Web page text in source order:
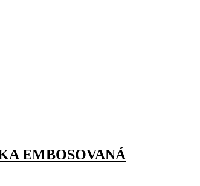
EMBOSOVANÁ